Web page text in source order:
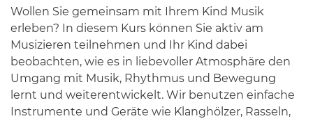
Wollen Sie gemeinsam mit Ihrem Kind Musik
erleben? In diesem Kurs können Sie aktiv am
Musizieren teilnehmen und Ihr Kind dabei
beobachten, wie es in liebevoller Atmosphäre den
Umgang mit Musik, Rhythmus und Bewegung
lernt und weiterentwickelt. Wir benutzen einfache
Instrumente und Geräte wie Klanghölzer, Rasseln,